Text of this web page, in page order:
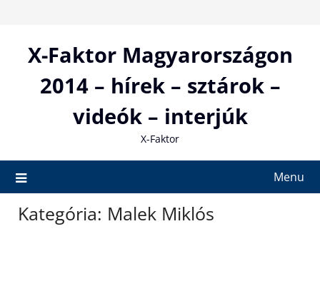
contentX-Faktor Magyarországon
2014 – hírek – sztárok –
videók – interjúk
X-Faktor
Menu
Kategória: Malek Miklós